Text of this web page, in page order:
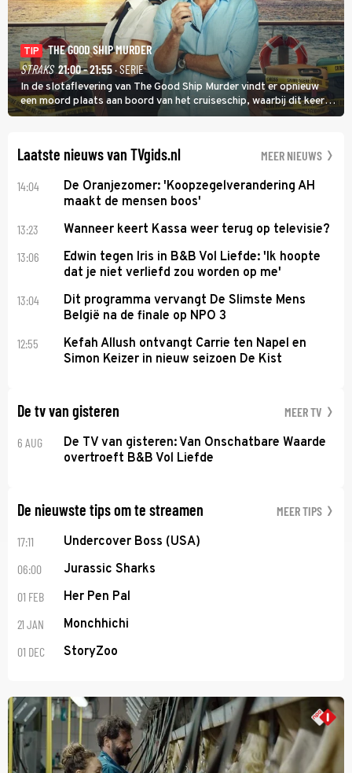
TIP
THE GOOD SHIP MURDER
STRAKS 21:00 - 21:55· SERIE
In de slotaflevering van The Good Ship Murder vindt er opnieuw
een moord plaats aan boord van het cruiseschip, waarbij dit keer
een bemanningslid het slachtoffer is en kapitein Marlowe de dader
Laatste nieuws van TVgids.nl MEER NIEUWS
14:04
De Oranjezomer: 'Koopzegelverandering AH
maakt de mensen boos'
13:23 Wanneer keert Kassa weer terug op televisie?
13:06
Edwin tegen Iris in B&B Vol Liefde: 'Ik hoopte
dat je niet verliefd zou worden op me'
13:04
Dit programma vervangt De Slimste Mens
België na de finale op NPO 3
12:55
Kefah Allush ontvangt Carrie ten Napel en
Simon Keizer in nieuw seizoen De Kist
De tv van gisteren MEER TV
6 AUG
De TV van gisteren: Van Onschatbare Waarde
overtroeft B&B Vol Liefde
De nieuwste tips om te streamen MEER TIPS
17:11 Undercover Boss (USA)
06:00 Jurassic Sharks
01 FEB Her Pen Pal
21 JAN Monchhichi
01 DEC StoryZoo